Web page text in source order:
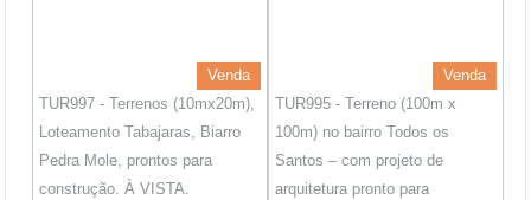
Venda
TUR997 - Terrenos (10mx20m),
Loteamento Tabajaras, Biarro
Pedra Mole, prontos para
construção. À VISTA.
Venda
TUR995 - Terreno (100m x
100m) no bairro Todos os
Santos – com projeto de
arquitetura pronto para